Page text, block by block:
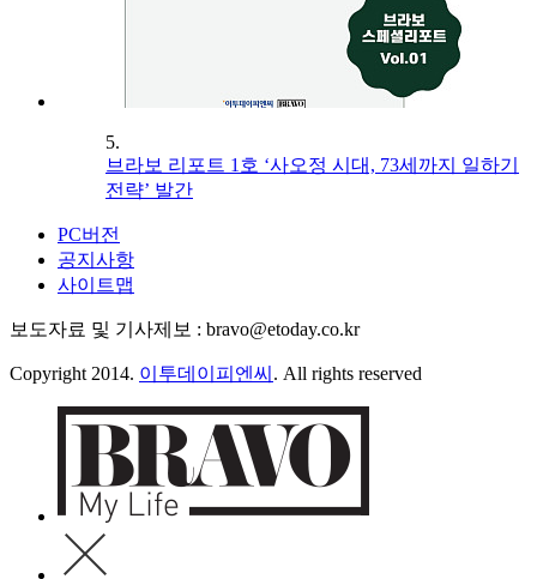
5.
브라보 리포트 1호 ‘사오정 시대, 73세까지 일하기
전략’ 발간
PC버전
공지사항
사이트맵
보도자료 및 기사제보 : bravo@etoday.co.kr
Copyright 2014. 이투데이피엔씨 . All rights reserved